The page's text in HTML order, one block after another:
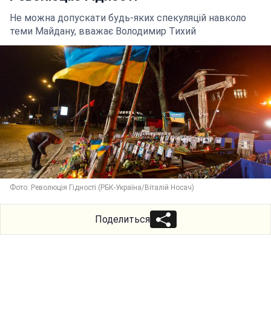
Не можна допускати будь-яких спекуляцій навколо
теми Майдану, вважає Володимир Тихий
Фото: Революція Гідності (РБК-Україна/Віталій Носач)
Поделиться